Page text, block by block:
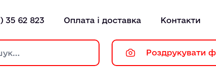
35 62 823 Оплата і доставка Контакти
Роздрукувати